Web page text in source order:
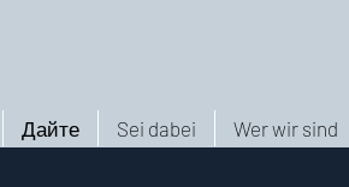
Wer wir sind
Sei dabei
Дайте